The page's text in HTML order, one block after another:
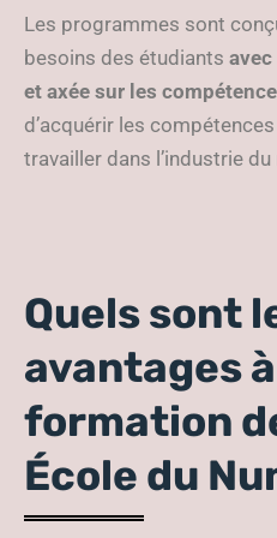
Les programmes sont
besoins des étudiants
et axée sur les
d’acquérir les
travailler dans l’industrie du
Quels sont
avantages
formation
École du